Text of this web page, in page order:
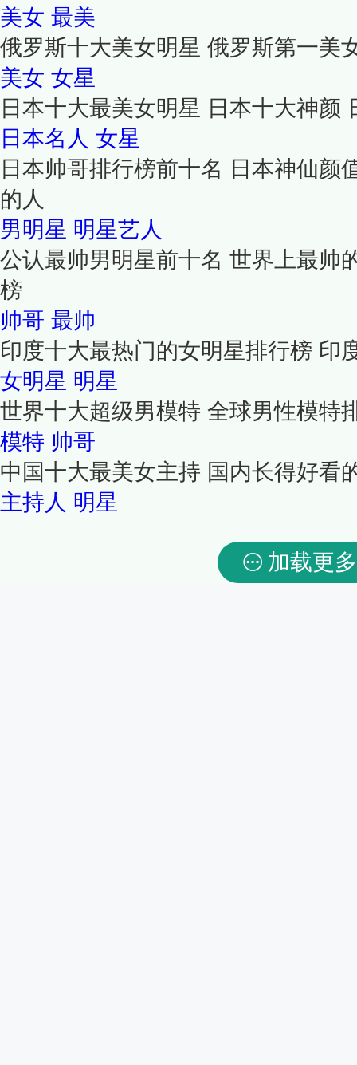
美女 最美
俄罗斯十大美女明星 俄罗斯第一美
美女 女星
日本十大最美女明星 日本十大神颜
日本名人 女星
日本帅哥排行榜前十名 日本神仙颜
的人
男明星 明星艺人
公认最帅男明星前十名 世界上最帅
榜
帅哥 最帅
印度十大最热门的女明星排行榜 印
女明星 明星
世界十大超级男模特 全球男性模特
模特 帅哥
中国十大最美女主持 国内长得好看
主持人 明星
加载更多